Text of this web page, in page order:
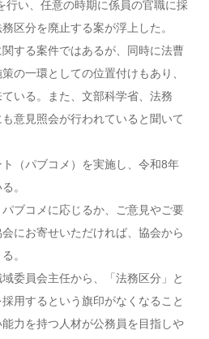
行い、任意の時期に係員の官職に採
区分を廃止する案が浮上した。
関する案件ではあるが、同時に法曹
の一環としての位置付けもあり、
いる。また、文部科学省、法務
意見照会が行われていると聞いて
ト（パブコメ）を実施し、令和8年
。
パブコメに応じるか、ご意見やご要
にお寄せいただければ、協会から
。
委員会主任から、「法務区分」と
用するという旗印がなくなること
力を持つ人材が公務員を目指しや